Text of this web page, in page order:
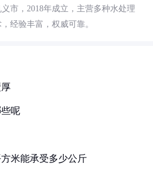
市，2018年成立，主营多种水处理
经验丰富，权威可靠。
呢
米能承受多少公斤